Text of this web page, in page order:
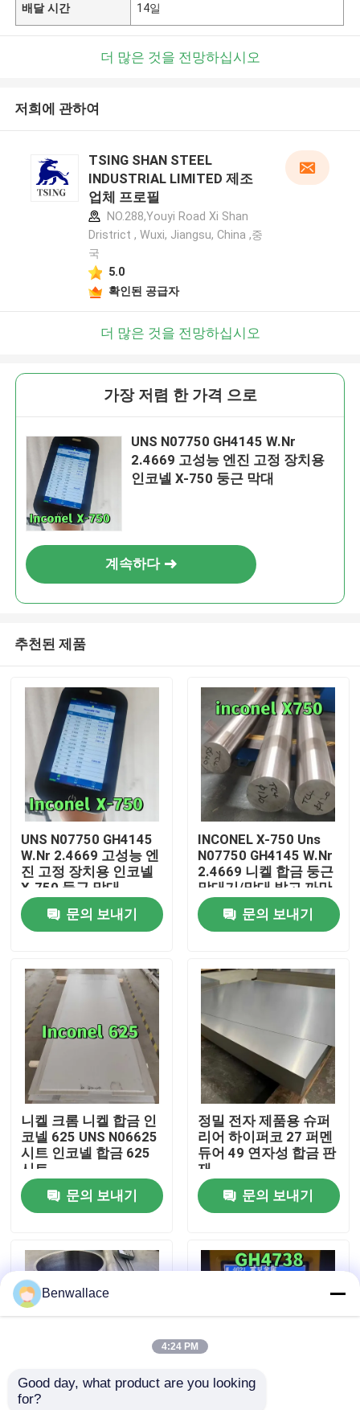
제품
비디오
우리 에 관한 것
공장 투어
품질 관리
저희와 연락
뉴스
인용 을 요청 하십시오
배달 시간 14일
더 많은 것을 전망하십시오
저희에 관하여
TSING SHAN STEEL
INDUSTRIAL LIMITED 제조
업체 프로필
NO.288,Youyi Road Xi Shan
Dristrict , Wuxi, Jiangsu, China ,중
국
5.0
확인된 공급자
더 많은 것을 전망하십시오
가장 저렴 한 가격 으로
UNS N07750 GH4145 W.Nr
2.4669 고성능 엔진 고정 장치용
인코넬 X-750 둥근 막대
계속하다
추천된 제품
UNS N07750 GH4145
W.Nr 2.4669 고성능 엔
진 고정 장치용 인코넬
X-750 둥근 막대
문의 보내기
INCONEL X-750 Uns
N07750 GH4145 W.Nr
2.4669 니켈 합금 둥근
막대기/막대 밝고 까만
표면
문의 보내기
니켈 크롬 니켈 합금 인
코넬 625 UNS N06625
시트 인코넬 합금 625
시트
문의 보내기
정밀 전자 제품용 슈퍼
리어 하이퍼코 27 퍼멘
듀어 49 연자성 합금 판
재
문의 보내기
니켈 합금 파이프 UNS
Benwallace
4:24 PM
Good day, what product are you looking
for?